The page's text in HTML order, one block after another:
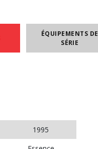
ÉQUIPEMENTS DE
SÉRIE
1995